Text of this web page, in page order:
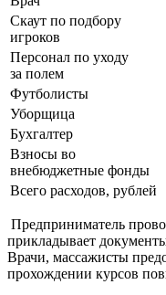
Скаут по подбору
игроков
Персонал по уходу
за полем
Футболисты
Уборщица
Бухгалтер
Взносы во
внебюджетные фонды
Всего расходов, рублей
Предприниматель
прикладывает
Врачи, массажисты
прохождении курсов